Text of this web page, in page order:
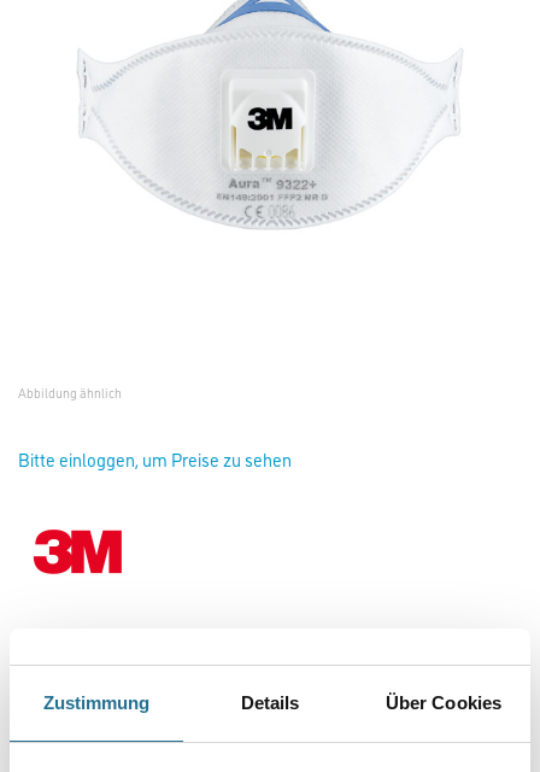
Zustimmung Details Über Cookies
Abbildung ähnlich
Bitte einloggen, um Preise zu sehen